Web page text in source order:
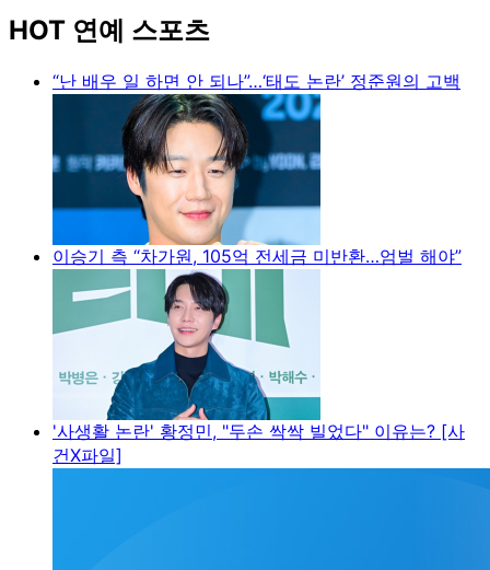
HOT 연예 스포츠
“난 배우 일 하면 안 되나”…‘태도 논란’ 정준원의 고백
이승기 측 “차가원, 105억 전세금 미반환…엄벌 해야”
'사생활 논란' 황정민, "두손 싹싹 빌었다" 이유는? [사
건X파일]